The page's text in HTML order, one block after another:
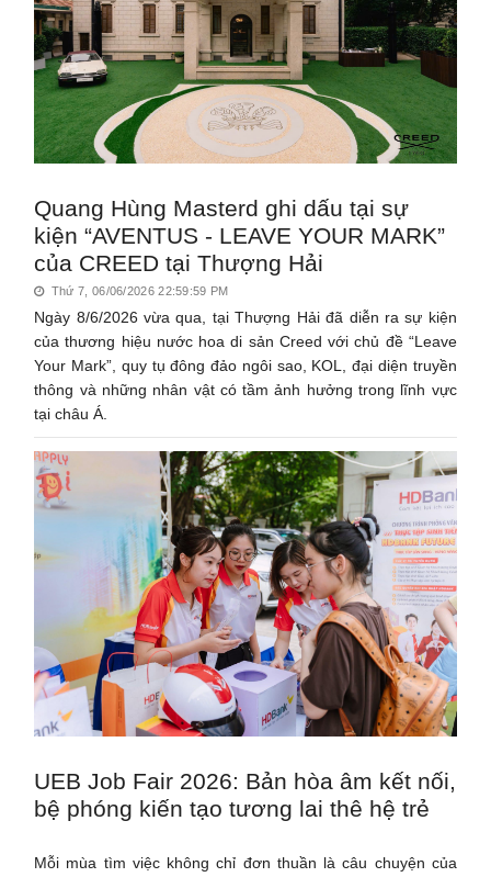
Quang Hùng Masterd ghi dấu tại sự
kiện “AVENTUS - LEAVE YOUR MARK”
của CREED tại Thượng Hải
Thứ 7, 06/06/2026 22:59:59 PM
Ngày 8/6/2026 vừa qua, tại Thượng Hải đã diễn ra sự kiện
của thương hiệu nước hoa di sản Creed với chủ đề “Leave
Your Mark”, quy tụ đông đảo ngôi sao, KOL, đại diện truyền
thông và những nhân vật có tầm ảnh hưởng trong lĩnh vực
tại châu Á.
UEB Job Fair 2026: Bản hòa âm kết nối,
bệ phóng kiến tạo tương lai thê hệ trẻ
Mỗi mùa tìm việc không chỉ đơn thuần là câu chuyện của